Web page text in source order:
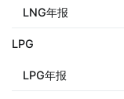
LNG年报
LPG
LPG年报